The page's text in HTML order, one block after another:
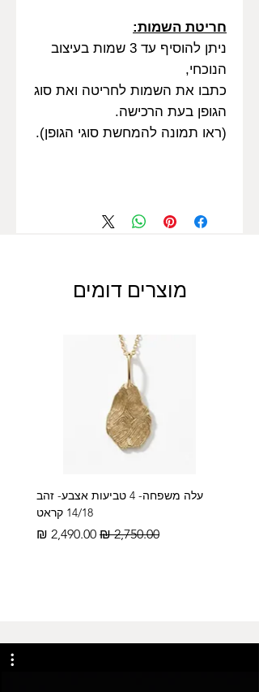
חריטת השמות:
ניתן להוסיף עד 3 שמות בעיצוב
הנוכחי,
כתבו את השמות לחריטה ואת סוג
הגופן בעת הרכישה.
(ראו תמונה להמחשת סוגי הגופן).
מוצרים דומים
עלה משפחה- 4 טביעות אצבע- זהב
14/18 קראט
מחיר רגיל מחיר מבצע